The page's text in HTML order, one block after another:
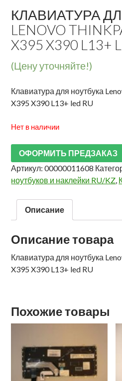
КЛАВИАТУРА
LENOVO
X395 X390 L13+
(Цену уточняйте!)
Клавиатура для ноутбука
X395 X390 L13+ led RU
Нет в наличии
ОФОРМИТЬ ПРЕДЗАКАЗ
Артикул:00000011608
ноутбуков и наклейки RU/KZ,
Описание
Описание товара
Клавиатура для ноутбука
X395 X390 L13+ led RU
Похожие товары